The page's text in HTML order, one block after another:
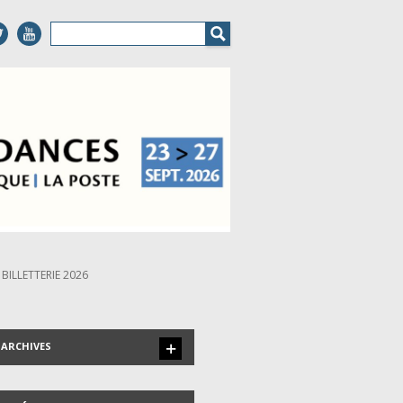
BILLETTERIE 2026
ARCHIVES
LES INVITÉS DEPUIS 1999